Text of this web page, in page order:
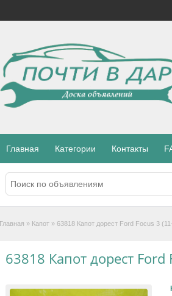
Главная Категории Контакты
Главная » Капот » 63818 Капот дорест Ford Focus 3
63818 Капот дорест Ford